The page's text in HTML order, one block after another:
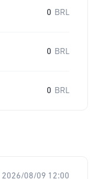
0 BRL
0 BRL
0 BRL
2026/08/09 12:00